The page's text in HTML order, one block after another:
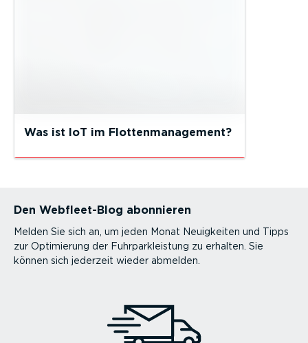
Was ist IoT im Flottenmanagement?
Den Webfleet-Blog abonnieren
Melden Sie sich an, um jeden Monat Neuigkeiten und Tipps
zur Optimierung der Fuhrparkleistung zu erhalten. Sie
können sich jederzeit wieder abmelden.